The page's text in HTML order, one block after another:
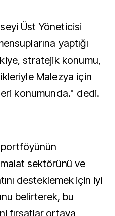
Üst Yöneticisi
yaptığı
stratejik konumu,
Malezya için
konumunda." dedi.
portföyünün
sektörünü ve
desteklemek için iyi
belirterek, bu
fırsatlar ortaya